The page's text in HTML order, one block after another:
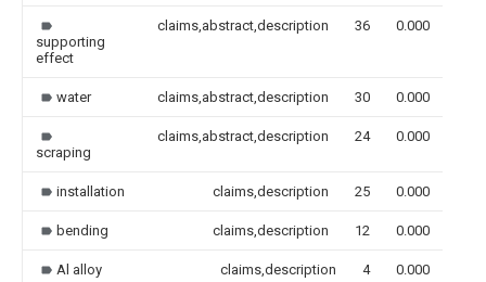
supporting
effect
claims,abstract,description 36 0.000
water claims,abstract,description 30 0.000
scraping
claims,abstract,description 24 0.000
installation claims,description 25 0.000
bending claims,description 12 0.000
Al alloy claims,description 4 0.000